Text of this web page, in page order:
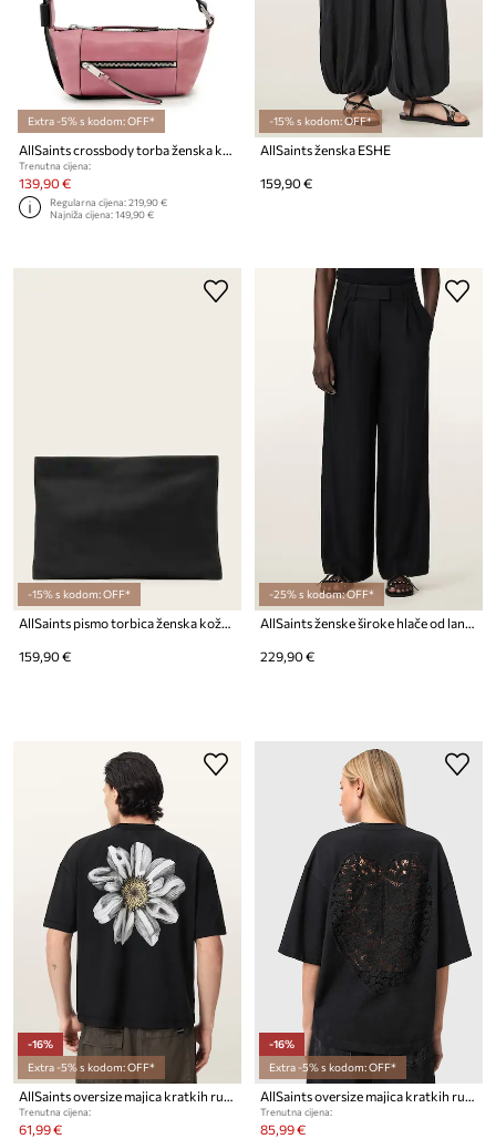
Extra -5% s kodom: OFF*
Trenutna cijena:
139,90 €
Regularna cijena:219,90 €
Najniža cijena:149,90 €
-15% s kodom: OFF*
AllSaints ženska ESHE
159,90 €
-15% s kodom: OFF*
AllSaints pismo torbica ženska kožna BETTINA
159,90 €
-25% s kodom: OFF*
AllSaints ženske široke hlače od lana CHARLEY
229,90 €
-16%
Extra -5% s kodom: OFF*
AllSaints oversize majica kratkih rukava za muškarce od pamuka PETALS
Trenutna cijena:
61,99 €
-16%
Extra -5% s kodom: OFF*
AllSaints oversize majica kratkih rukava ženska pamučna ESME
Trenutna cijena:
85,99 €